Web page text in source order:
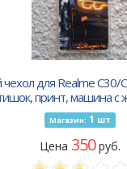
для Realme C30/
принт, машина с
Магазин: 1 шт
Цена 350руб.